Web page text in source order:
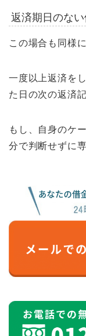
返済期日のな
この場合も同様
一度以上返済を
た日の次の返済
もし、自身のケ
分で判断せずに